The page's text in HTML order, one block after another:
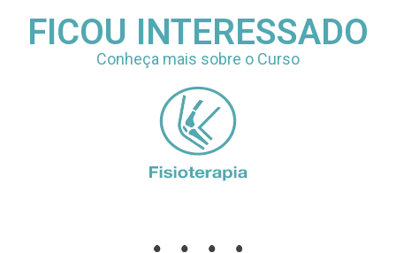
FICOU INTERESSADO
Conheça mais sobre o Curso